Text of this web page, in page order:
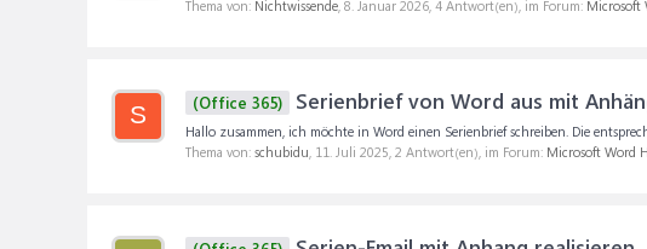
Thema von: Nichtwissende, 8. Januar 2026, 4 Antwort(en), im Forum: Microsoft
S (Office 365) Serienbrief von Word aus mit
Hallo zusammen, ich möchte in Word einen Serienbrief schreiben. Die
Thema von: schubidu, 11. Juli 2025, 2 Antwort(en), im Forum: Microsoft Word